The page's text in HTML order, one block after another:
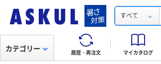
すべて
履歴・再注文 マイカタログ
カテゴリー